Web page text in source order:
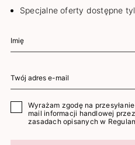
Specjalne oferty dostępne
Wyrażam zgodę na
mail informacji handlowej
zasadach opisanych w